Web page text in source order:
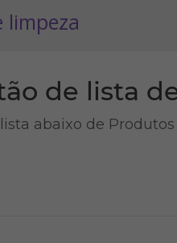
limpeza
de lista
abaixo de